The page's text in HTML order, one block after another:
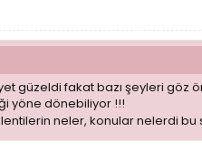
güzeldi fakat bazı şeyleri
yöne dönebiliyor !!!
neler, konular nelerdi